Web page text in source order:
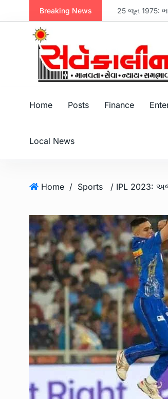
Breaking News
નવસારી મેનેજમેન્ટ એસોસિએશન દ્વારા મહેન્દ્ર બ્રધર્સના એમડી મિલન પરીખનું સન્માન, પરિમલ નથવાણીએ વિકાસ માટે સૌને એક થવાનો સંદેશ આપ્યો 25 જૂન 1975:
Home Posts Finance
Local News
Home / Sports